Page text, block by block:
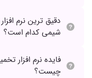
دقیق ترین نرم
شیمی کدام است؟
فایده نرم افزار
چیست؟